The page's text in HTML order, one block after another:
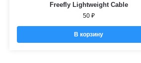
Freefly Lightweight Cable
50 ₽
В корзину